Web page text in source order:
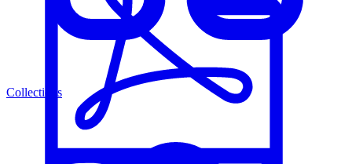
Collections